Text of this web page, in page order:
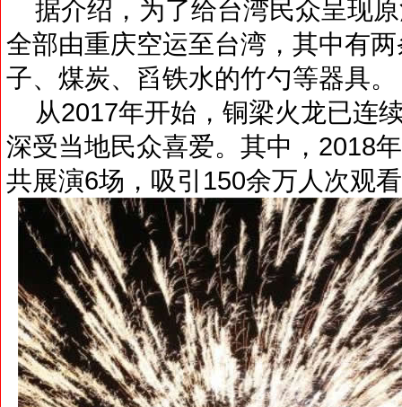
据介绍，为了给台湾民众呈现
全部由重庆空运至台湾，其中有
子、煤炭、舀铁水的竹勺等器具。
从2017年开始，铜梁火龙已连
深受当地民众喜爱。其中，2018
共展演6场，吸引150余万人次观